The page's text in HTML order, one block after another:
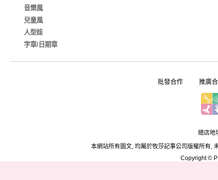
音樂風
兒童風
人型娃
字章/日期章
批發合作 推廣
總店地
本網站所有圖文, 均屬於牧莎記事公司版權所有,
Copyright ©